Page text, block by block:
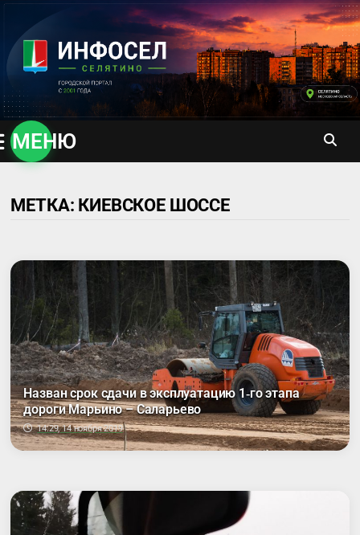
содержимому
МЕНЮ
МЕТКА: КИЕВСКОЕ ШОССЕ
Назван срок сдачи в эксплуатацию 1‑го этапа
дороги Марьино – Саларьево
14:29, 14 ноября 2019